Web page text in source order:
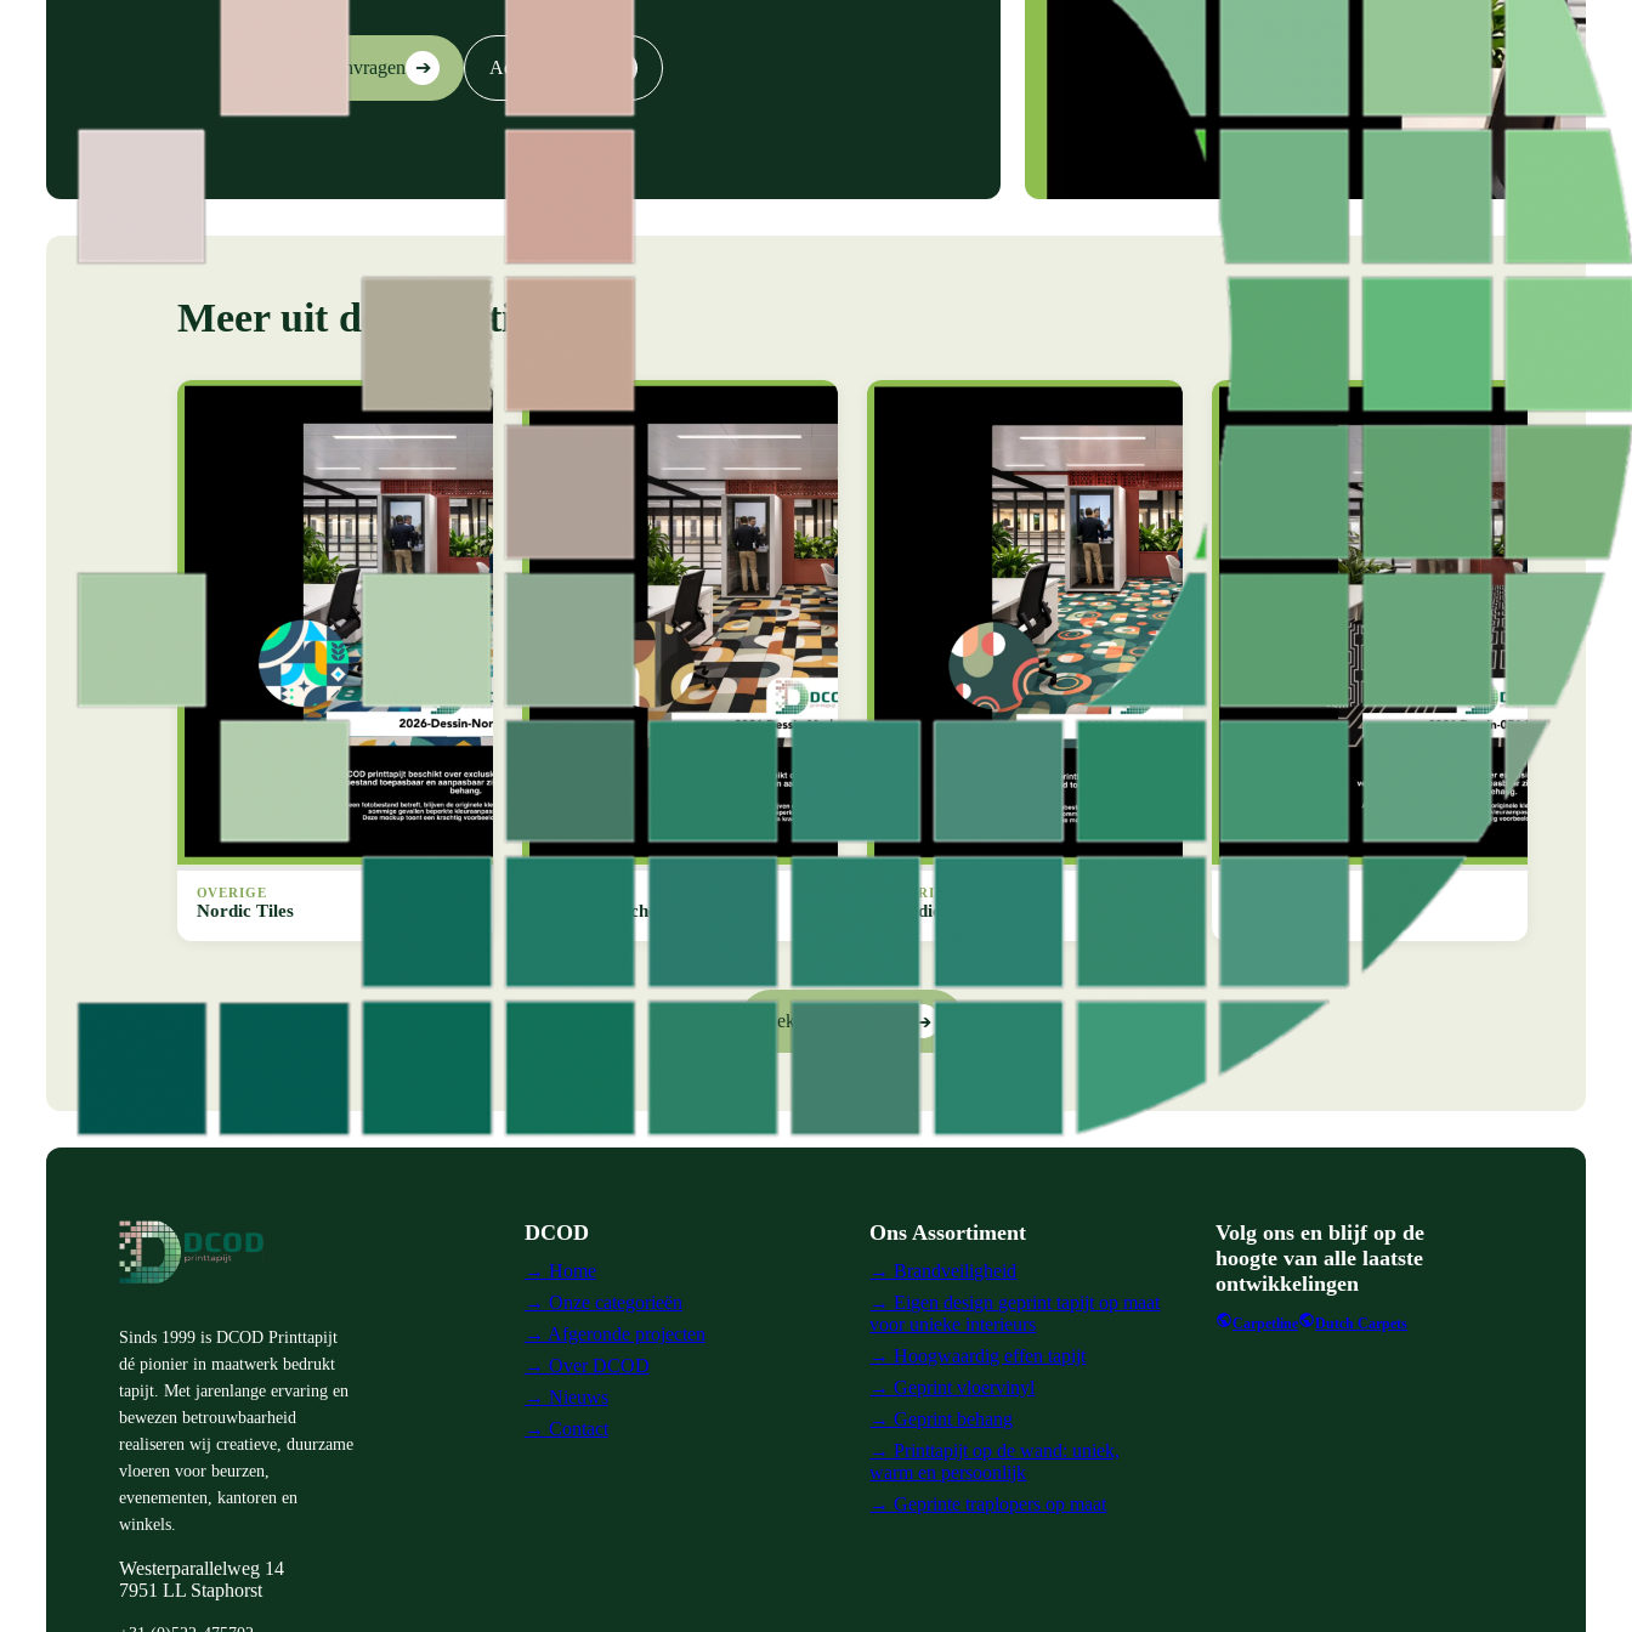
Sample aanvragen ➔ Adviesgesprek
Meer uit de collectie
OVERIGE
Nordic Tiles Modern Arches
OVERIGE
Nordic Fields
Bekijk alle dessins ➔
Sinds 1999 is DCOD Printtapijt
dé pionier in maatwerk bedrukt
tapijt. Met jarenlange ervaring en
bewezen betrouwbaarheid
realiseren wij creatieve, duurzame
vloeren voor beurzen,
evenementen, kantoren en
winkels.
Westerparallelweg 14
7951 LL Staphorst
DCOD
→ Home
→ Onze categorieën
→ Afgeronde projecten
→ Over DCOD
→ Nieuws
→ Contact
Ons Assortiment
→ Brandveiligheid
→ Eigen design geprint tapijt op maat
voor unieke interieurs
→ Hoogwaardig effen tapijt
→ Geprint vloervinyl
→ Geprint behang
→ Printtapijt op de wand: uniek,
warm en persoonlijk
→ Geprinte traplopers op maat
Volg ons en blijf op de
hoogte van alle laatste
ontwikkelingen
Carpetline Dutch Carpets